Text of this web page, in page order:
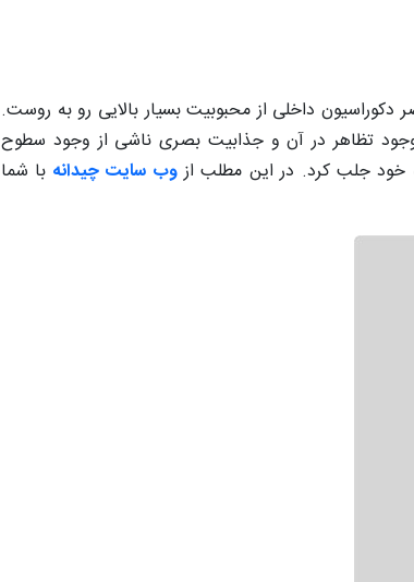
داخلی از محبوبیت بسیار بالایی رو به روست.
تظاهر در آن و جذابیت بصری ناشی از وجود سطوح
خود جلب کرد. در این مطلب ازوب سایت چیدانه با شما